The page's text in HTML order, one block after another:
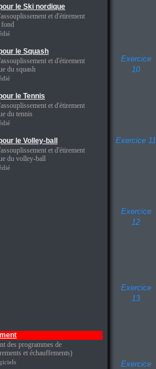
le Ski nordique
et d'étirement
fond
le Squash
et d'étirement
du squash
le Tennis
et d'étirement
du tennis
le Volley-ball
et d'étirement
du volley-ball
des programmes de
et échauffements)
Exercice
10
Exercice 11
Exercice
12
Exercice
13
Exercice